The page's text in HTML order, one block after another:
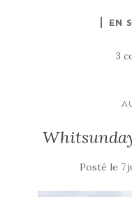
EN
3
Posté le 7